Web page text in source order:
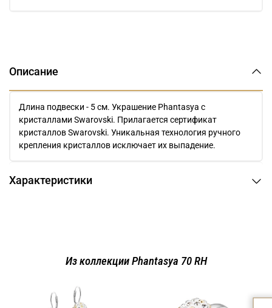
Описание
Длина подвески - 5 см. Украшение Phantasya c
кристаллами Swarovski. Прилагается сертификат
кристаллов Swarovski. Уникальная технология ручного
крепления кристаллов исключает их выпадение.
Характеристики
Из коллекции Phantasya 70 RH